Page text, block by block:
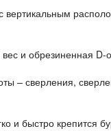
и обрезиненная D-
– сверления,
и быстро крепится